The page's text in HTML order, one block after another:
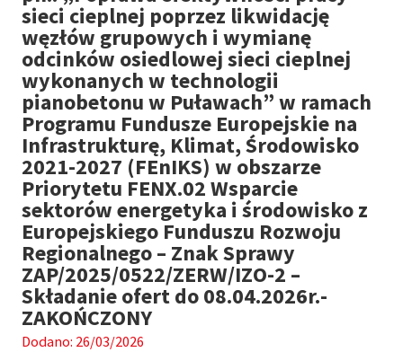
sieci cieplnej poprzez likwidację
węzłów grupowych i wymianę
odcinków osiedlowej sieci cieplnej
wykonanych w technologii
pianobetonu w Puławach” w ramach
Programu Fundusze Europejskie na
Infrastrukturę, Klimat, Środowisko
2021-2027 (FEnIKS) w obszarze
Priorytetu FENX.02 Wsparcie
sektorów energetyka i środowisko z
Europejskiego Funduszu Rozwoju
Regionalnego – Znak Sprawy
ZAP/2025/0522/ZERW/IZO-2 –
Składanie ofert do 08.04.2026r.-
ZAKOŃCZONY
Dodano: 26/03/2026